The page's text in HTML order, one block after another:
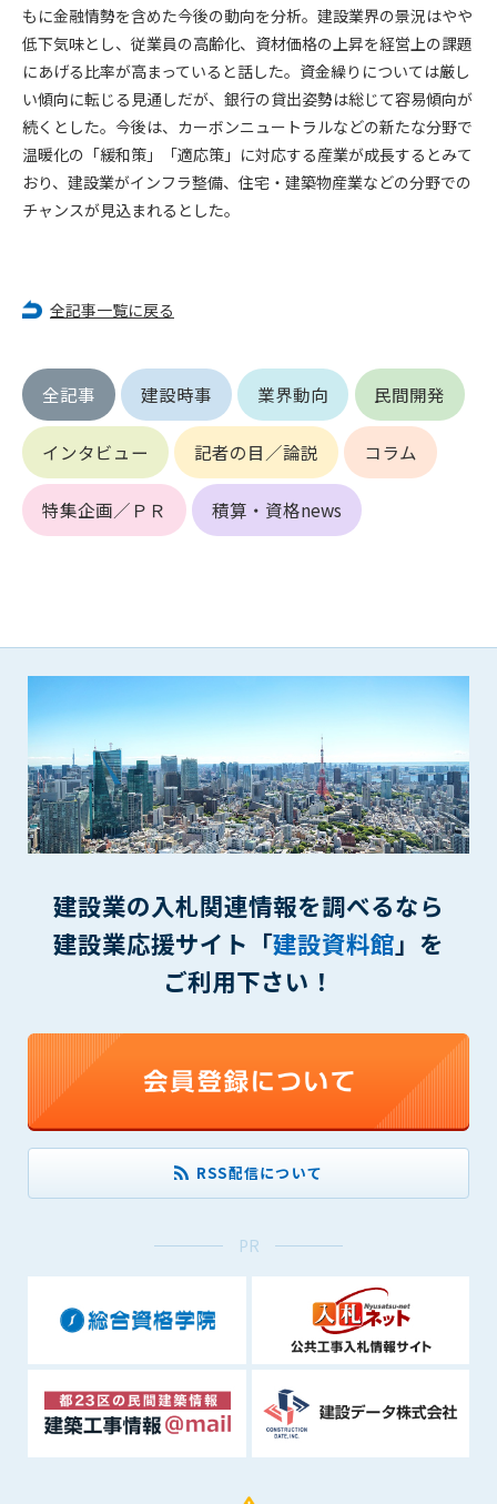
もに金融情勢を含めた今後の動向を分析。建設業界の景況はやや
低下気味とし、従業員の高齢化、資材価格の上昇を経営上の課題
にあげる比率が高まっていると話した。資金繰りについては厳し
い傾向に転じる見通しだが、銀行の貸出姿勢は総じて容易傾向が
続くとした。今後は、カーボンニュートラルなどの新たな分野で
温暖化の「緩和策」「適応策」に対応する産業が成長するとみて
おり、建設業がインフラ整備、住宅・建築物産業などの分野での
チャンスが見込まれるとした。
全記事一覧に戻る
全記事 建設時事 業界動向 民間開発
インタビュー 記者の目／論説 コラム
特集企画／ＰＲ 積算・資格news
建設業の入札関連情報を調べるなら
建設業応援サイト「建設資料館」を
ご利用下さい！
RSS配信について
PR
第5条（IDおよびパスワードの管理）
1. 会員は申込の際に管理者が発行したIDおよびパスワードの使
用および管理について責任を負うものとします。
2. 会員は、自己のIDおよびパスワードを、貸与、譲渡、売買、
その他形態を問わず、第三者に利用させることはできませ
ん。
3. 会員は、IDおよびパスワードの管理不十分、使用上の過誤、
第三者（他の会員を含む）の使用等による損害について責任
を負うものとし、管理者は一切責任を負いません。
す。
る行為
(2) 第三者または管理者の財産、プライバシー等を侵害する行
為
(3) 第三者または管理者を誹謗中傷する行為
(4) 有害なコンピュータプログラム等を送信又は書き込む行為
(5) 第三者に不利益を与える行為
(6) 管理者が承認していない営利を目的とした行為
を、営利を目的として第三者に転売し、または転売のため
に第三者に提供すること
第7条（登録内容の削除）
管理者は、会員が登録した内容が以下に該当する、またはその
恐れのあるものは、会員の承諾なく削除できるものとします。
(1) 登録されている情報が、第6条の定める禁止事項に該当する
と管理者が、判断した場合
(2) 建設資料館の運営および保守管理上、必要と判断した場合
(4) その他、管理者が不適当と判断した場合
第8条（サービスの変更・中止等）
管理者は、会員の承諾なく、本サービス内容の変更(新規追加、
廃止を含み)し、本サービスの運営を中止または廃止することが
被った損害について管理者は､一切の責任をも負わないものと
します。
第9条（会員の個人情報）
会員の氏名、住所、性別、年齢、メールアドレスその他本サー
ビスの提供に関連して管理者が知り得た会員の個人情報（以下
個人情報といいます）について、管理者は、以下の各号に該当
する場合を除き、第三者に開示または提供しないものとしま
(1) 会員が、自己の個人情報の開示に事前に同意している場合
(2) 個々の会員を特定できない統計的な処理をした形式で第三
者に提供する場合
(3) 第三者および管理者の権利、財産、安全等を保護するため
に必要であると管理者が判断した場合
(4) 法令等により開示を求められた場合
第10条（免責事項）
管理者は、会員が登録した内容が以下に該当する、またはその